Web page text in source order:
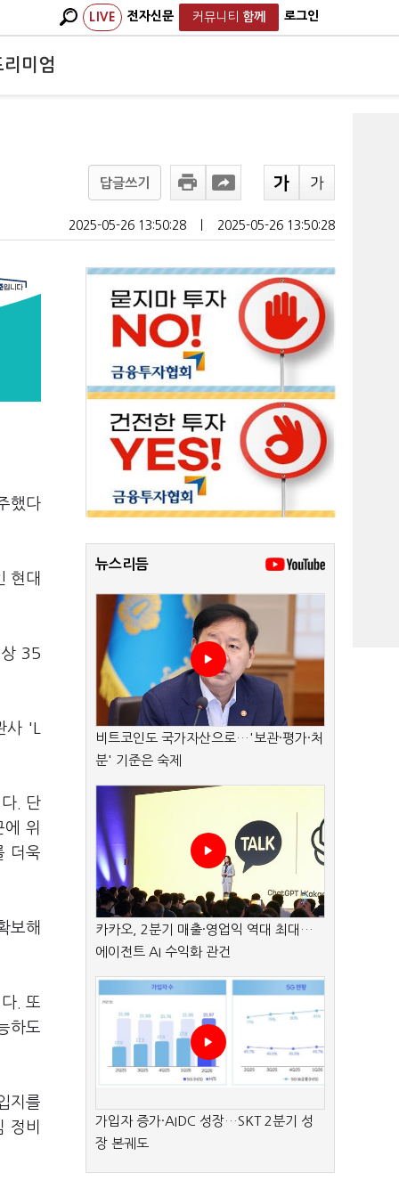
LIVE 전자신문 커뮤니티 함께 로그인
리미엄
답글쓰기
2025-05-26 13:50:28 2025-05-26 13:50:28
했다
현대
35
'L
. 단
위
더욱
보해
. 또
하도
지를
정비
뉴스리듬
비트코인도 국가자산으로…'보관·평가·처
분' 기준은 숙제
카카오, 2분기 매출·영업익 역대 최대…
에이전트 AI 수익화 관건
가입자 증가·AIDC 성장…SKT 2분기 성
장 본궤도